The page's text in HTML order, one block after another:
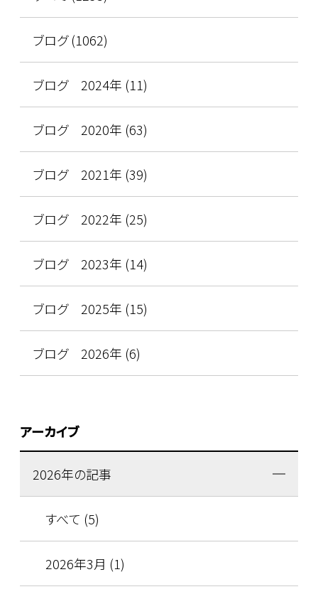
ブログ (1062)
ブログ 2024年 (11)
ブログ 2020年 (63)
ブログ 2021年 (39)
ブログ 2022年 (25)
ブログ 2023年 (14)
ブログ 2025年 (15)
ブログ 2026年 (6)
アーカイブ
2026年の記事
すべて (5)
2026年3月 (1)